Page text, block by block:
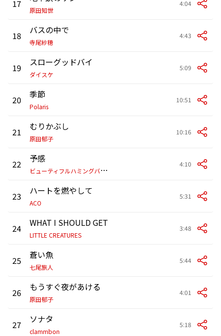
17
原田知世
4:04
18 バスの中で
寺尾紗穂
4:43
19 スローグッドバイ
ダイスケ
5:09
20 季節
Polaris
10:51
21 むりかぶし
原田郁子
10:16
22
予感
ビ
ューティフルハミングバード
4:10
23 ハートを燃やして
ACO
5:31
24 WHAT I SHOULD GET
LITTLE CREATURES
3:48
25 蒼い魚
七尾旅人
5:44
26 もうすぐ夜があける
原田郁子
4:01
27 ソナタ
clammbon
5:18